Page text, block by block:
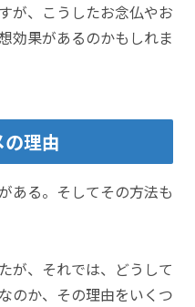
が、こうしたお念仏やお
効果があるのかもしれま
理由
ある。そしてその方法も
が、それでは、どうして
のか、その理由をいくつ